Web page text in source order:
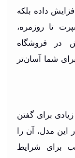
داده بلکه
تا روزمره،
در فروشگاه
شما آسان‌تر
برای گفتن
این مدل، آن را
برای شرایط